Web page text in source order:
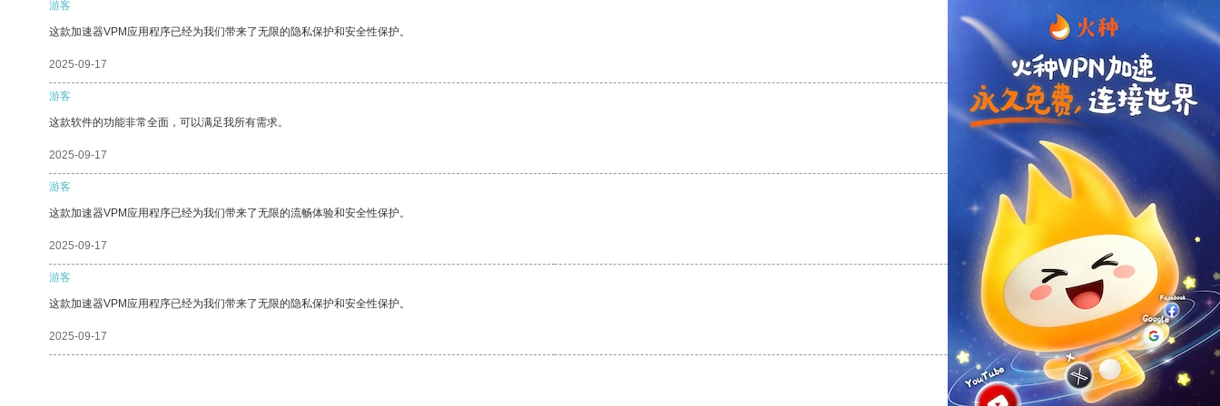
游客
这款加速器VPM应用程序已经为我们带来了无限的隐私保护和安全性保护。
2025-09-17 支持[0] 反对
游客
这款软件的功能非常全面，可以满足我所有需求。
2025-09-17 支持
游客
这款加速器VPM应用程序已经为我们带来了无限的流畅体验和安全性保护。
2025-09-17 反对 [0]
游客
这款加速器VPM应用程序已经为我们带来了无限的隐私保护和安全性保护。
2025-09-17 支持[0] 反对[0]